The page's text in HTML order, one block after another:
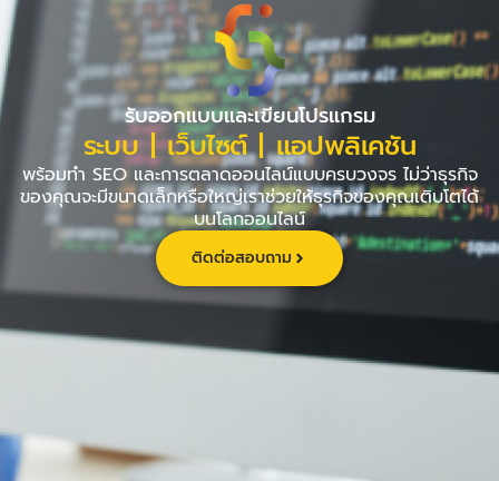
Skip
to
content
รับออกแบบและเขียนโปรแกรม
ระบบ | เว็บไซต์ | แอปพลิเคชัน
พร้อมทำ SEO และการตลาดออนไลน์แบบครบวงจร ไม่ว่าธุรกิจ
ของคุณจะมีขนาดเล็กหรือใหญ่เราช่วยให้ธุรกิจของคุณเติบโตได้
บนโลกออนไลน์
ติดต่อสอบถาม